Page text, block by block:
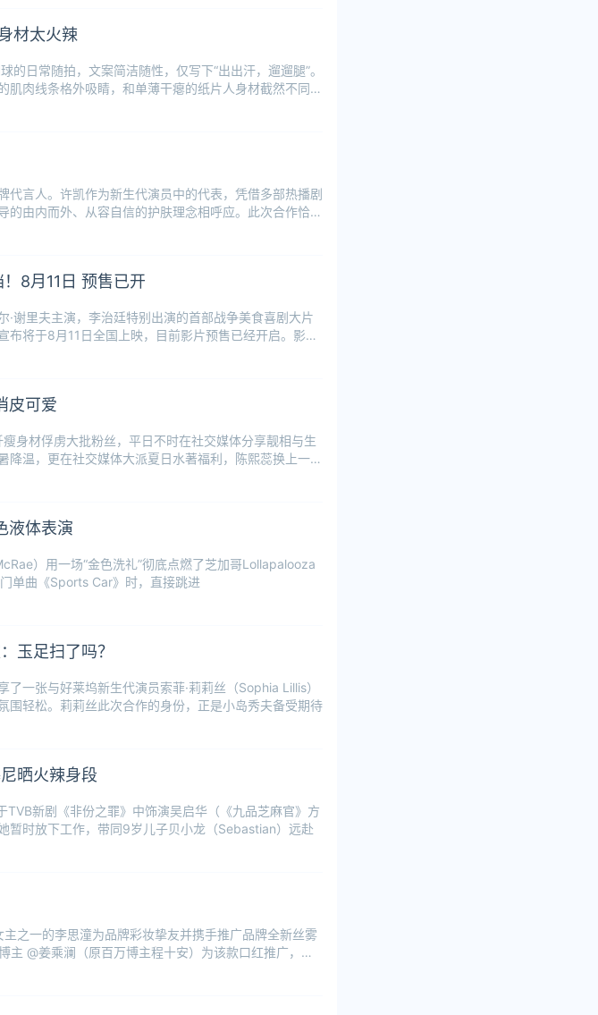
材太火辣
日常随拍，文案简洁随性，仅写下“出出汗，遛遛腿”。
肌肉线条格外吸睛，和单薄干瘪的纸片人身材截然不同，
代言人。许凯作为新生代演员中的代表，凭借多部热播剧
由内而外、从容自信的护肤理念相呼应。此次合作恰逢
8月11日 预售已开
谢里夫主演，李治廷特别出演的首部战争美食喜剧大片
布将于8月11日全国上映，目前影片预售已经开启。影片
皮可爱
身材俘虏大批粉丝，平日不时在社交媒体分享靓相与生
降温，更在社交媒体大派夏日水著福利，陈熙蕊换上一套
液体表演
）用一场“金色洗礼”彻底点燃了芝加哥Lollapalooza
单曲《Sports Car》时，直接跳进
玉足扫了吗？
一张与好莱坞新生代演员索菲·莉莉丝（Sophia Lillis）
围轻松。莉莉丝此次合作的身份，正是小岛秀夫备受期待
晒火辣身段
新剧《非份之罪》中饰演吴启华（《九品芝麻官》方
暂时放下工作，带同9岁儿子贝小龙（Sebastian）远赴
之一的李思潼为品牌彩妆挚友并携手推广品牌全新丝雾
@姜乘澜（原百万博主程十安）为该款口红推广，作